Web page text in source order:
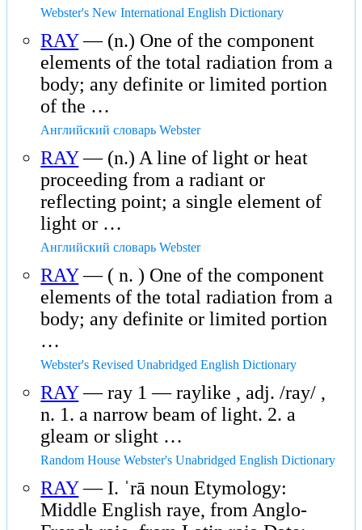
Webster's New International English Dictionary
RAY— (n.) One of the component
elements of the total radiation from a
body; any definite or limited portion
of the …
Английский словарь Webster
RAY— (n.) A line of light or heat
proceeding from a radiant or
reflecting point; a single element of
light or …
Английский словарь Webster
RAY— ( n. ) One of the component
elements of the total radiation from a
body; any definite or limited portion
…
Webster's Revised Unabridged English Dictionary
RAY— ray 1 — raylike , adj. /ray/ ,
n. 1. a narrow beam of light. 2. a
gleam or slight …
Random House Webster's Unabridged English Dictionary
RAY— I. ˈrā noun Etymology:
Middle English raye, from Anglo-